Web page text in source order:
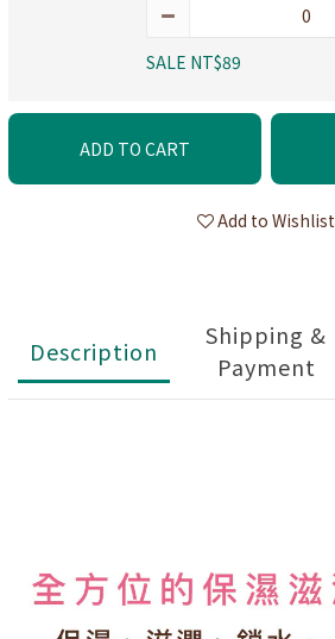
SALE NT$89
ADD TO CART
Add to Wishlist
Description
Shipping &
Payment